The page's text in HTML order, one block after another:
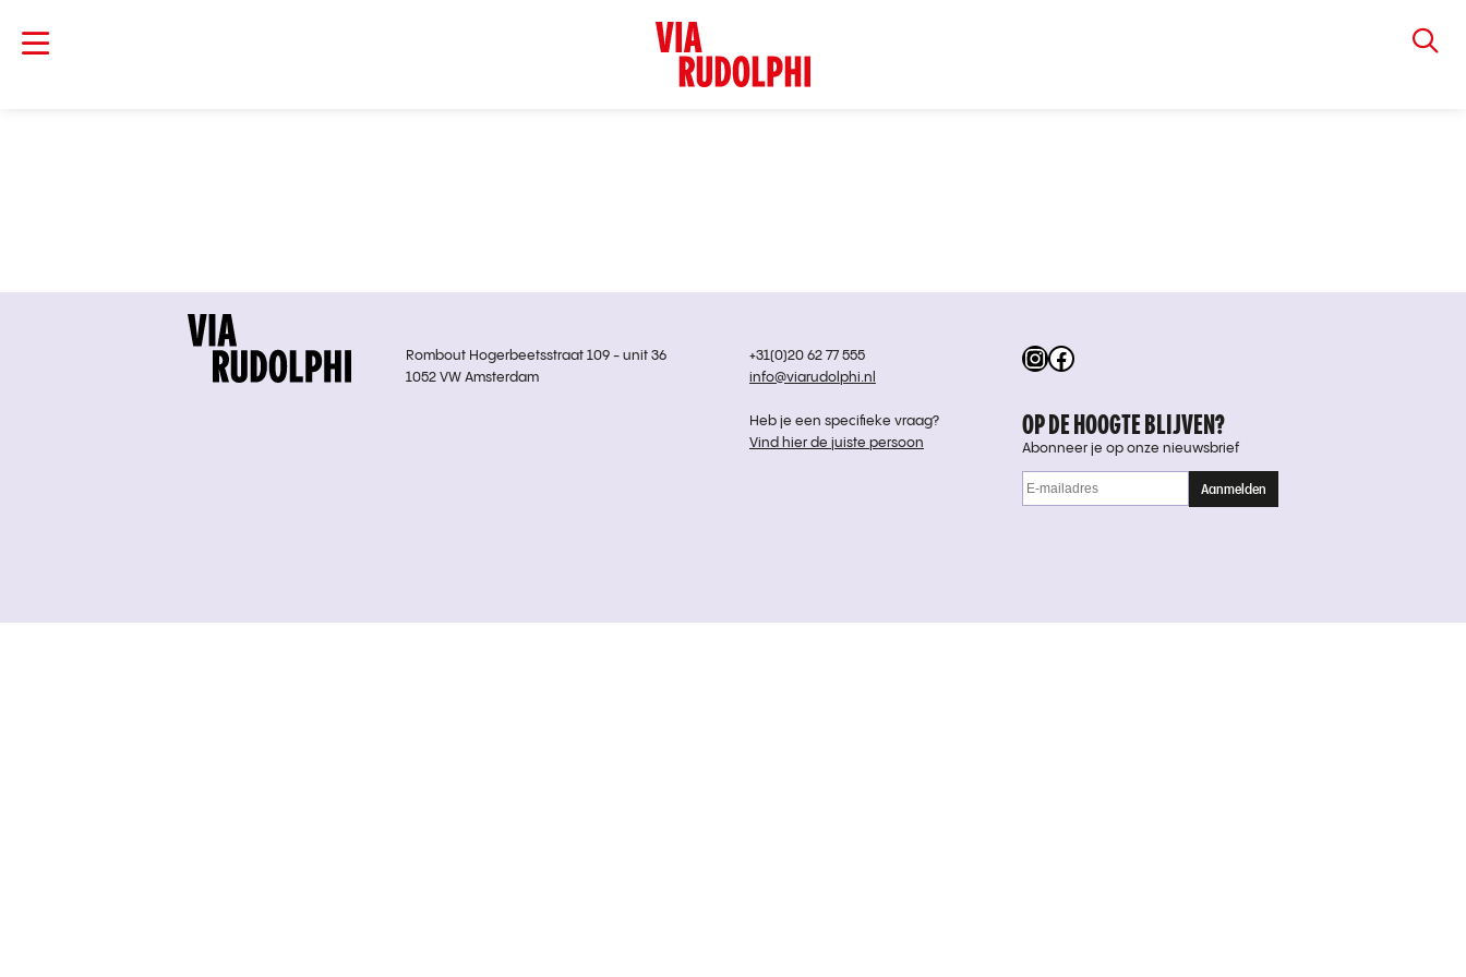
Instagram
Facebook
Rombout Hogerbeetsstraat 109 - unit 36
1052 VW Amsterdam
+31(0)20 62 77 555
info@viarudolphi.nl
Heb je een specifieke vraag?
Vind hier de juiste persoon
OP DE HOOGTE BLIJVEN?
Abonneer je op onze nieuwsbrief